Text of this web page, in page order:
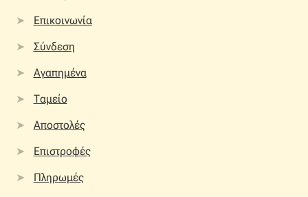
Επικοινωνία
Σύνδεση
Αγαπημένα
Ταμείο
Αποστολές
Επιστροφές
Πληρωμές